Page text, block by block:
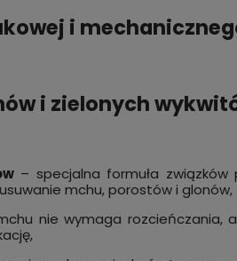
i
i zielonych
– specjalna formuła związków
mchu, porostów i glonów,
nie wymaga rozcieńczania,